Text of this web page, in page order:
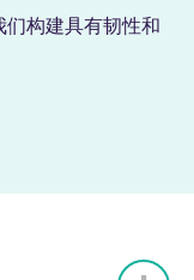
构建具有韧性和